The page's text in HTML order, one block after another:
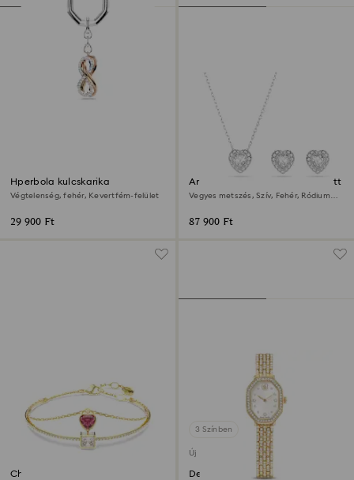
Hperbola kulcskarika
Végtelenség, fehér, Kevertfém-felület
29 900 Ft
Ariana Grande x Swarovski szett
Vegyes metszés, Szív, Fehér, Ródium
87 900 Ft
Chroma karperec
3 Színben
Új
Dextera octagon óra